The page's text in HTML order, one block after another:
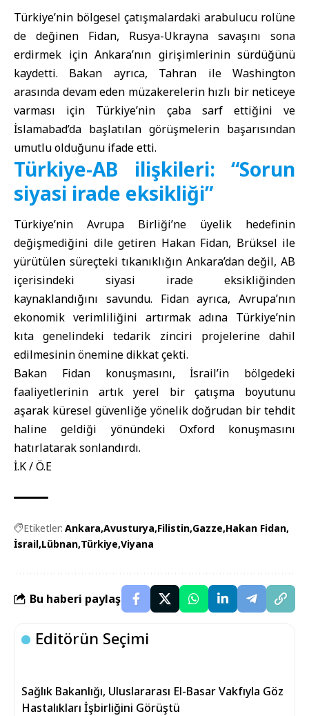
Türkiye’nin bölgesel çatışmalardaki arabulucu rolüne
de değinen Fidan, Rusya-Ukrayna savaşını sona
erdirmek için Ankara’nın girişimlerinin sürdüğünü
kaydetti. Bakan ayrıca, Tahran ile Washington
arasında devam eden müzakerelerin hızlı bir neticeye
varması için Türkiye’nin çaba sarf ettiğini ve
İslamabad’da başlatılan görüşmelerin başarısından
umutlu olduğunu ifade etti.
Türkiye-AB ilişkileri: “Sorun
siyasi irade eksikliği”
Türkiye’nin Avrupa Birliği’ne üyelik hedefinin
değişmediğini dile getiren Hakan Fidan, Brüksel ile
yürütülen süreçteki tıkanıklığın Ankara’dan değil, AB
içerisindeki siyasi irade eksikliğinden
kaynaklandığını savundu. Fidan ayrıca, Avrupa’nın
ekonomik verimliliğini artırmak adına Türkiye’nin
kıta genelindeki tedarik zinciri projelerine dahil
edilmesinin önemine dikkat çekti.
Bakan Fidan konuşmasını, İsrail’in bölgedeki
faaliyetlerinin artık yerel bir çatışma boyutunu
aşarak küresel güvenliğe yönelik doğrudan bir tehdit
haline geldiği yönündeki Oxford konuşmasını
hatırlatarak sonlandırdı.
İ.K / Ö.E
Etiketler: Ankara Avusturya Filistin Gazze Hakan Fidan
İsrail Lübnan Türkiye Viyana
Bu haberi paylaş
Editörün Seçimi
Sağlık Bakanlığı, Uluslararası El-Basar Vakfıyla Göz
Hastalıkları İşbirliğini Görüştü